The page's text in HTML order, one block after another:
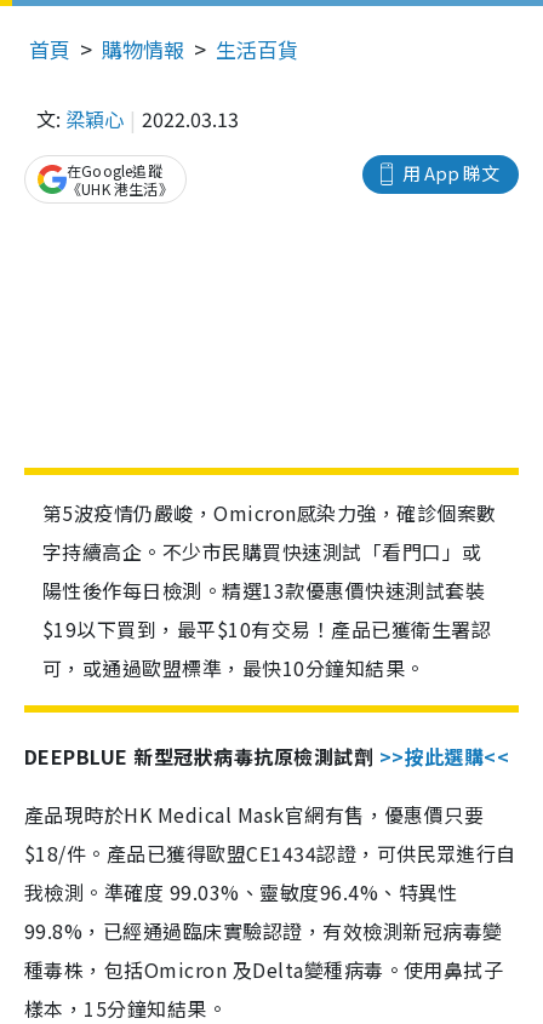
首頁 購物情報 生活百貨
文: 梁穎心 2022.03.13
用 App 睇文
在Google追蹤
《UHK 港生活》
第5波疫情仍嚴峻，Omicron感染力強，確診個案數
字持續高企。不少市民購買快速測試「看門口」或
陽性後作每日檢測。精選13款優惠價快速測試套裝
$19以下買到，最平$10有交易！產品已獲衛生署認
可，或通過歐盟標準，最快10分鐘知結果。
DEEPBLUE 新型冠狀病毒抗原檢測試劑 >>按此選購<<
產品現時於HK Medical Mask官網有售，優惠價只要
$18/件。產品已獲得歐盟CE1434認證，可供民眾進行自
我檢測。準確度 99.03%、靈敏度96.4%、特異性
99.8%，已經通過臨床實驗認證，有效檢測新冠病毒變
種毒株，包括Omicron 及Delta變種病毒。使用鼻拭子
樣本，15分鐘知結果。